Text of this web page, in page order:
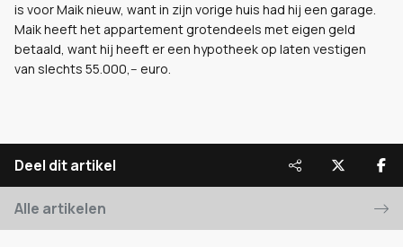
is voor Maik nieuw, want in zijn vorige huis had hij een garage.
Maik heeft het appartement grotendeels met eigen geld
betaald, want hij heeft er een hypotheek op laten vestigen
van slechts 55.000,-- euro.
Deel dit artikel
Alle artikelen